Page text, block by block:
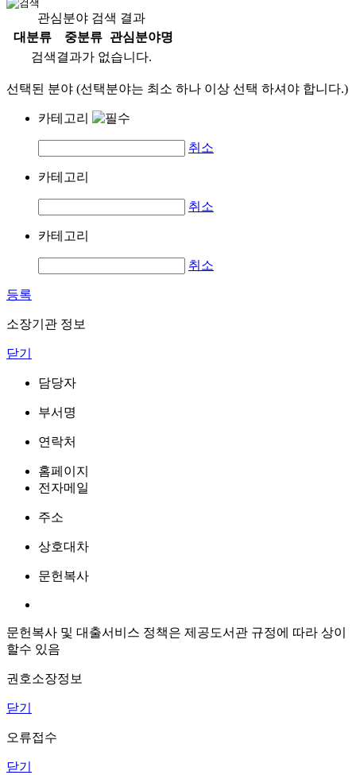
관심분야 검색 결과
대분류
중분류
관심분야명
검색결과가 없습니다.
선택된 분야 (선택분야는 최소 하나 이상 선택 하셔야 합니다.)
카테고리
취소
카테고리
취소
카테고리
취소
등록
소장기관 정보
닫기
담당자
부서명
연락처
홈페이지
전자메일
주소
상호대차
문헌복사
문헌복사 및 대출서비스 정책은 제공도서관 규정에 따라 상이
할수 있음
권호소장정보
닫기
오류접수
닫기